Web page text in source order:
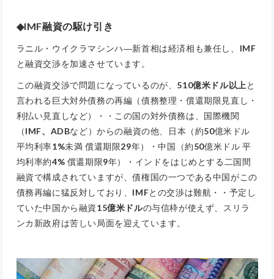
◆IMF融資の駆け引き
ラニル・ウイクラマシンハ―新首相は経済相も兼任し、 IMF
と融資交渉を加速させています。
この融資交渉で問題になっているのが、 510億米ドル以上 と
言われる巨大対外債務の再編（債務整理・償還期限見直し・
利払い見直しなど）・・この国の対外債務は、国際機関
（IMF、ADBなど）からの融資の他、日本（約50億米ドル
平均利率1%未満 償還期限29年）・中国（約50億米ドル 平
均利率約4% 償還期限9年）・インドをはじめとする二国間
融資で構成されていますが、債権国の一つである中国がこの
債務再編に猛反対しており、 IMFとの交渉は難航・・予定し
ていた中国から融資15億米ドルの与信枠が使えず、スリラ
ンカ新政府は苦しい局面を迎えています。